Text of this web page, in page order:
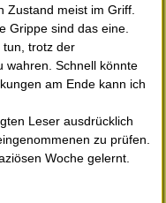
Zustand meist im Griff.
Grippe sind das eine.
tun, trotz der
wahren. Schnell könnte
am Ende kann ich
Leser ausdrücklich
zu prüfen.
Woche gelernt.